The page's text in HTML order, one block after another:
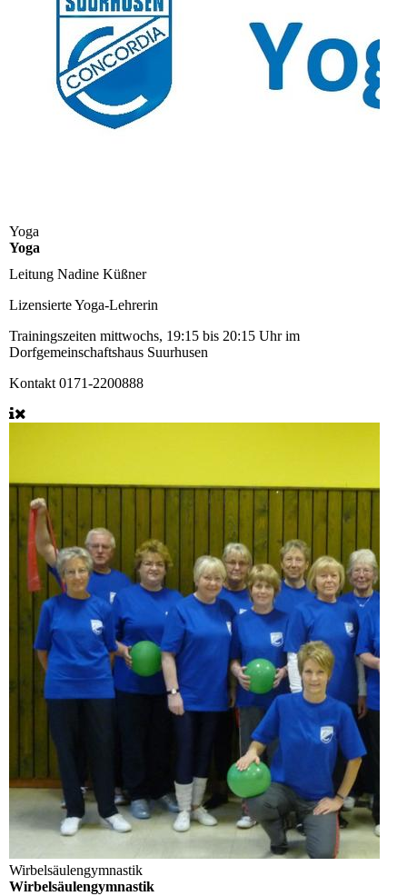
Yoga
Yoga
Leitung Nadine Küßner
Lizensierte Yoga-Lehrerin
Trainingszeiten mittwochs, 19:15 bis 20:15 Uhr im
Dorfgemeinschaftshaus Suurhusen
Kontakt 0171-2200888
Wirbelsäulengymnastik
Wirbelsäulengymnastik